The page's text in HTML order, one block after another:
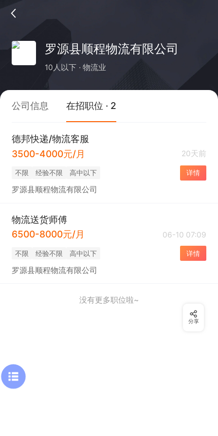
罗源县顺程物流有限公司
10人以下 物流业
公司信息 在招职位 · 2
德邦快递/物流客服
3500-4000元/月
20天前
不限 经验不限 高中以下 详情
罗源县顺程物流有限公司
物流送货师傅
6500-8000元/月
06-10 07:09
不限 经验不限 高中以下 详情
罗源县顺程物流有限公司
没有更多职位啦~
分享